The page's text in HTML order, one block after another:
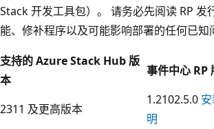
Stack 开发工具包）。 请务必先阅读 RP 发
能、修补程序以及可能影响部署的任何已知
支持的 Azure Stack Hub 版
本
事件中心 RP
2311 及更高版本
1.2102.5.0
明